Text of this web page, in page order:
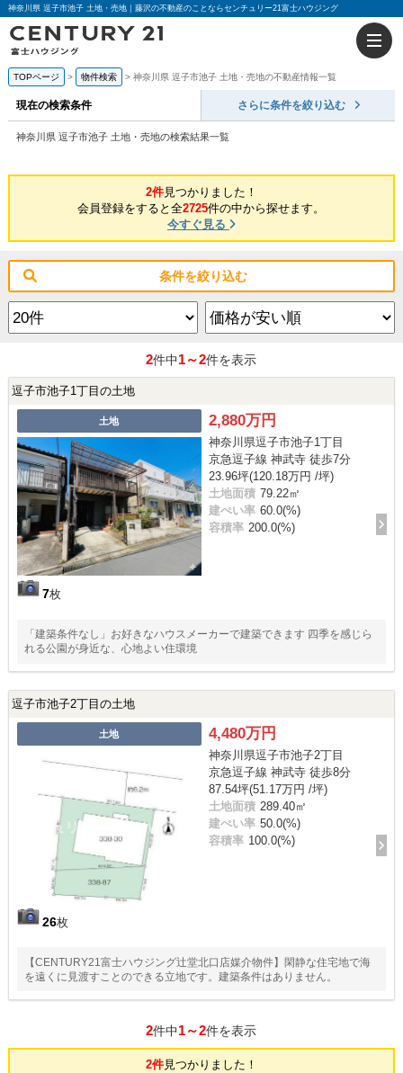
神奈川県 逗子市池子 土地・売地｜藤沢の不動産のことならセンチュリー21富士ハウジング
TOPページ 物件検索 神奈川県 逗子市池子 土地・売地の不動産情報一覧
現在の検索条件 さらに条件を絞り込む
神奈川県 逗子市池子 土地・売地の検索結果一覧
2件見つかりました！
会員登録をすると全2725件の中から探せます。
今すぐ見る
条件を絞り込む
2件中1～2件を表示
逗子市池子1丁目の土地
土地
7枚
2,880万円
神奈川県逗子市池子1丁目
京急逗子線 神武寺 徒歩7分
23.96坪(120.18万円 /坪)
土地面積 79.22㎡
建ぺい率 60.0(%)
容積率 200.0(%)
「建築条件なし」お好きなハウスメーカーで建築できます 四季を感じら
れる公園が身近な、心地よい住環境
逗子市池子2丁目の土地
土地
26枚
4,480万円
神奈川県逗子市池子2丁目
京急逗子線 神武寺 徒歩8分
87.54坪(51.17万円 /坪)
土地面積 289.40㎡
建ぺい率 50.0(%)
容積率 100.0(%)
【CENTURY21富士ハウジング辻堂北口店媒介物件】閑静な住宅地で海
を遠くに見渡すことのできる立地です。建築条件はありません。
2件中1～2件を表示
2件見つかりました！